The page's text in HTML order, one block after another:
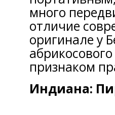
много
отличие
оригинале у
признаком
Индиана: